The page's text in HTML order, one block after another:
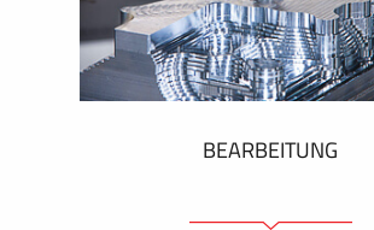
BEARBEITUNG